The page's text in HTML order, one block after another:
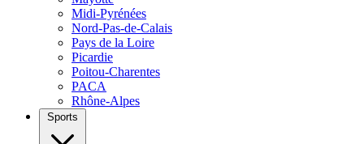
Midi-Pyrénées
Nord-Pas-de-Calais
Pays de la Loire
Picardie
Poitou-Charentes
PACA
Rhône-Alpes
Sports